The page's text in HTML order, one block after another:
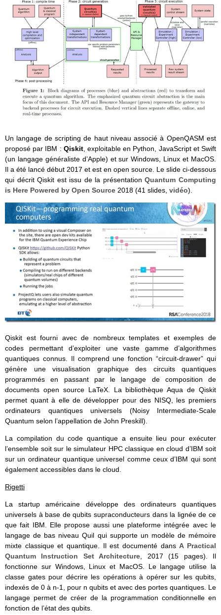
Un langage de scripting de haut niveau associé à OpenQASM est
proposé par IBM : Qiskit, exploitable en Python, JavaScript et Swift
(un langage généraliste d’Apple) et sur Windows, Linux et MacOS.
Il a été lancé début 2017 et est en open source. Le slide ci-dessous
qui décrit Qiskit est issu de la présentationQuantum Computing
is Here Powered by Open Source 2018 (41 slides, vidéo).
Qiskit est fourni avec de nombreux templates et exemples de
codes permettant d’exploiter une vaste gamme d’algorithmes
quantiques connus. Il comprend une fonction “circuit-drawer” qui
génère une visualisation graphique des circuits quantiques
programmés en passant par le langage de composition de
documents open source LaTeX. La bibliothèque Aqua de Qiskit
permet quant à elle de développer pour des NISQ, les premiers
ordinateurs quantiques universels (Noisy Intermediate-Scale
Quantum selon l’appellation de John Preskill).
La compilation du code quantique a ensuite lieu pour exécuter
l’ensemble soit sur le simulateur HPC classique en cloud d’IBM soit
sur un ordinateur quantique universel comme ceux d’IBM qui sont
également accessibles dans le cloud.
Rigetti
La startup américaine développe des ordinateurs quantiques
universels à base de qubits supraconducteurs dans la lignée de ce
que fait IBM. Elle propose aussi une plateforme intégrée avec le
langage de bas niveau Quil qui supporte un modèle de mémoire
mixte classique et quantique. Il est documenté dansA Practical
Quantum Instruction Set Architecture , 2017 (15 pages). Il
fonctionne sur Windows, Linux et MacOS. Le langage utilise la
classe gates pour décrire les opérations à opérer sur les qubits,
indexés de 0 à n-1, pour n qubits et avec des portes quantiques. Le
langage permet de créer de la programmation conditionnelle en
fonction de l’état des qubits.